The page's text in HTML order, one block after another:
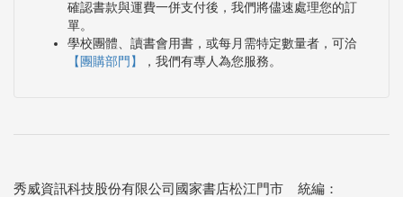
確認書款與運費一併支付後，我們將儘速處理您的訂
單。
學校團體、讀書會用書，或每月需特定數量者，可洽
【團購部門】
，我們有專人為您服務。
秀威資訊科技股份有限公司國家書店松江門市 統編：